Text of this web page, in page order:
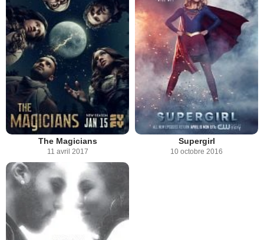
The Magicians
11 avril 2017
Supergirl
10 octobre 2016